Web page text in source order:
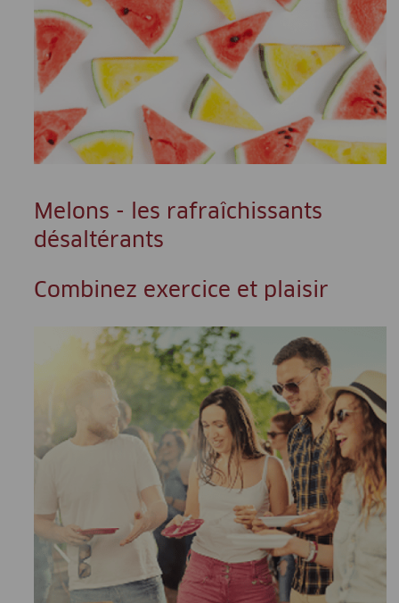
Melons - les rafraîchissants
désaltérants
Combinez exercice et plaisir